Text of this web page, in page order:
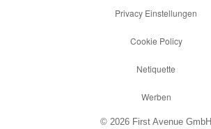
Privacy Einstellungen
Cookie Policy
Netiquette
Werben
© 2026 First Avenue GmbH